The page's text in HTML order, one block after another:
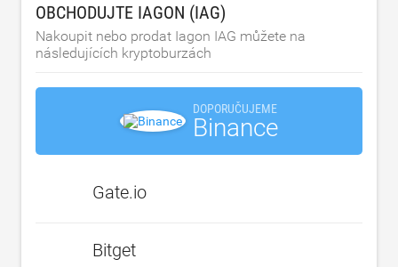
OBCHODUJTE IAGON (IAG)
Nakoupit nebo prodat Iagon IAG můžete na
následujících kryptoburzách
DOPORUČUJEME
Binance
Gate.io
Bitget